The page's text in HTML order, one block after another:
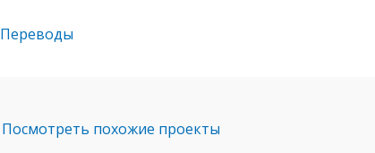
Переводы
Посмотреть похожие проекты